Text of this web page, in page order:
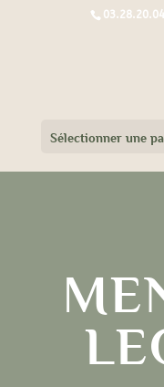
Sélectionner une